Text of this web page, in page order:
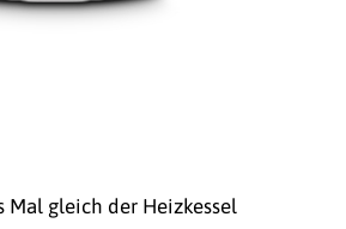
Mal gleich der Heizkessel